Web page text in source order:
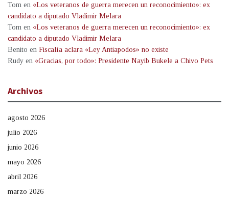
Tom en «Los veteranos de guerra merecen un reconocimiento»: ex
candidato a diputado Vladimir Melara
Tom en «Los veteranos de guerra merecen un reconocimiento»: ex
candidato a diputado Vladimir Melara
Benito en Fiscalía aclara «Ley Antiapodos» no existe
Rudy en «Gracias, por todo»: Presidente Nayib Bukele a Chivo Pets
Archivos
agosto 2026
julio 2026
junio 2026
mayo 2026
abril 2026
marzo 2026